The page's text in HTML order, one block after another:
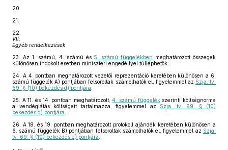
20.
21.
22.
VII.
Egyéb rendelkezések
23.
Az 1. számú, 4. számú és 5. számú függelékben meghatározott összegek
különösen indokolt esetben miniszteri engedéllyel túlléphetők.
24.
A 4. pontban meghatározott vezetői reprezentáció keretében különösen a 6.
számú függelék A) pontjában felsoroltak számolhatók el, figyelemmel az Szja. tv.
69. § (10) bekezdés d) pontjára
25.
A 11. és 14. pontban meghatározott,4. számú függelékszerinti költségnorma
a vendéglátás költségeit tartalmazza, figyelemmel az Szja. tv. 69. § (10)
bekezdés d) pontjára
26.
A 18. és 19. pontban meghatározott protokoll ajándék keretében különösen a
6. számú függelék B) pontjában felsoroltak számolhatók el, figyelemmel az Szja.
tv. 69. § (10) bekezdés e) pontjára